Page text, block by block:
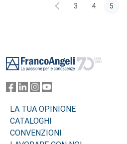
3 4 5
LA TUA OPINIONE
CATALOGHI
CONVENZIONI